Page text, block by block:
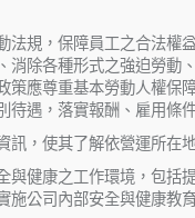
法規，保障員工之合法權
消除各種形式之強迫勞動
策應尊重基本勞動人權保
待遇，落實報酬、雇用條
訊，使其了解依營運所在
與健康之工作環境，包括
施公司內部安全與健康教